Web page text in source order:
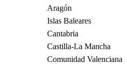
Aragón
Islas Baleares
Cantabria
Castilla-La Mancha
Comunidad Valenciana